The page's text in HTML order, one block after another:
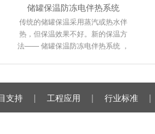
储罐保温防冻电伴热系统
传统的储罐保温采用蒸汽或热水伴
热，但保温效果不好。新的保温方
法—— 储罐保温防冻电伴热系统 ，
支持 | 工程应用 | 行业标准 |